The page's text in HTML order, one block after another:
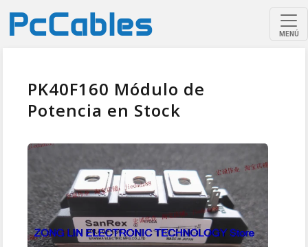
MENÚ
PK40F160 Módulo de
Potencia en Stock